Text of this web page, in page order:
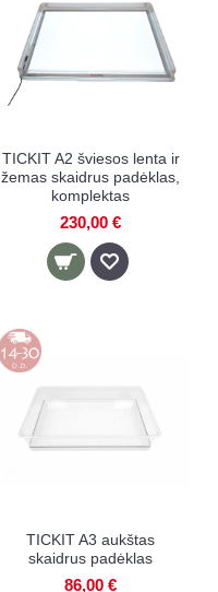
TICKIT A2 šviesos lenta ir
žemas skaidrus padėklas,
komplektas
230,00 €
TICKIT A3 aukštas
skaidrus padėklas
86,00 €